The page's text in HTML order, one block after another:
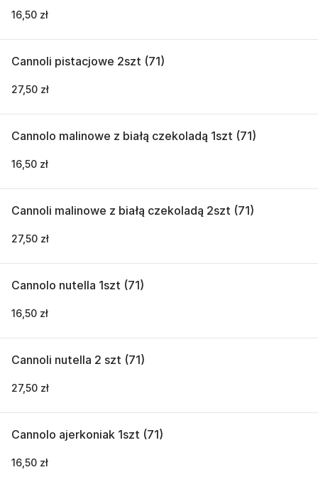
16,50 zł
Cannoli pistacjowe 2szt (71)
27,50 zł
Cannolo malinowe z białą czekoladą 1szt (71)
16,50 zł
Cannoli malinowe z białą czekoladą 2szt (71)
27,50 zł
Cannolo nutella 1szt (71)
16,50 zł
Cannoli nutella 2 szt (71)
27,50 zł
Cannolo ajerkoniak 1szt (71)
16,50 zł